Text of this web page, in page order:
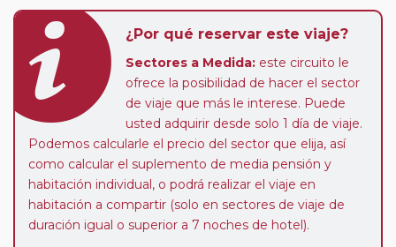
¿Por qué reservar este viaje?
Sectores a Medida: este circuito le
ofrece la posibilidad de hacer el sector
de viaje que más le interese. Puede
usted adquirir desde solo 1 día de viaje.
Podemos calcularle el precio del sector que elija, así
como calcular el suplemento de media pensión y
habitación individual, o podrá realizar el viaje en
habitación a compartir (solo en sectores de viaje de
duración igual o superior a 7 noches de hotel).